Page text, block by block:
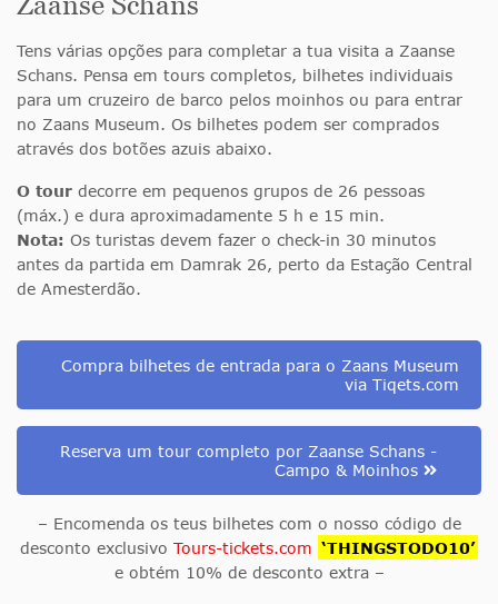
Tens várias opções para completar a tua visita a Zaanse
Schans. Pensa em tours completos, bilhetes individuais
para um cruzeiro de barco pelos moinhos ou para entrar
no Zaans Museum. Os bilhetes podem ser comprados
através dos botões azuis abaixo.
O tour decorre em pequenos grupos de 26 pessoas
(máx.) e dura aproximadamente 5 h e 15 min.
Nota: Os turistas devem fazer o check-in 30 minutos
antes da partida em Damrak 26, perto da Estação Central
de Amesterdão.
Compra bilhetes de entrada para o Zaans Museum
via Tiqets.com
Reserva um tour completo por Zaanse Schans -
Campo & Moinhos
– Encomenda os teus bilhetes com o nosso código de
desconto exclusivo Tours-tickets.com ‘THINGSTODO10’
e obtém 10% de desconto extra –